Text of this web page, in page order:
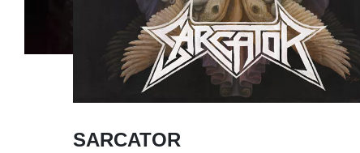
SARCATOR